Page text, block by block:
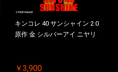
キンコレ 40 サンシャイン 2.0
原作 金 シルバーアイ ニヤリ
￥3,900